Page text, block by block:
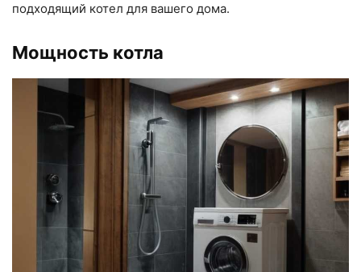
подходящий котел для вашего дома.
Мощность котла